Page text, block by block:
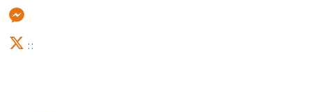
:::
Line
Messenger